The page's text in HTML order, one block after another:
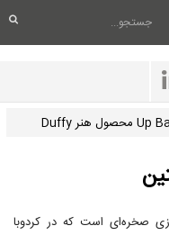
مطلب بعد :میز قهوه‌خوری Up Balloon Coffee محصول هنر Duffy
صخره‌ای است که در کردوبا